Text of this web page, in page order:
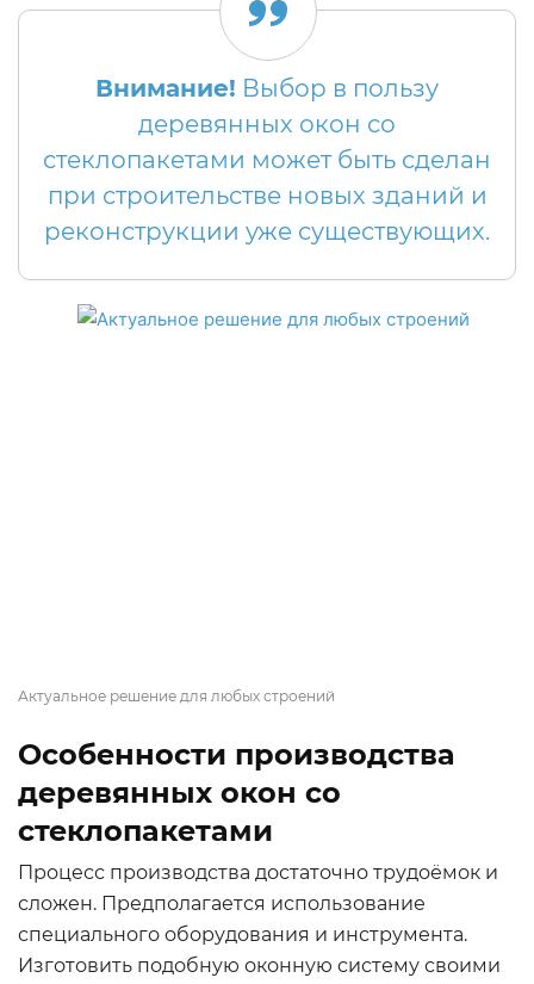
Внимание! Выбор в пользу
деревянных окон со
стеклопакетами может быть сделан
при строительстве новых зданий и
реконструкции уже существующих.
Актуальное решение для любых строений
Особенности производства
деревянных окон со
стеклопакетами
Процесс производства достаточно трудоёмок и
сложен. Предполагается использование
специального оборудования и инструмента.
Изготовить подобную оконную систему своими